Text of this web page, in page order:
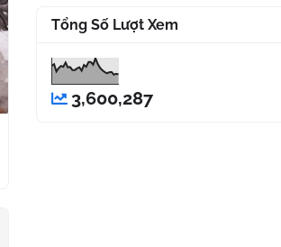
Tổng Số Lượt Xem
3,600,287